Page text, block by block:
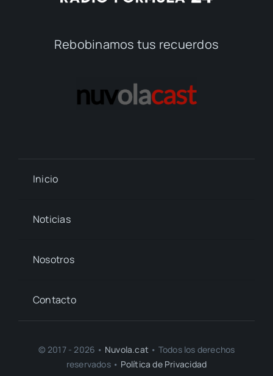
Rebobinamos tus recuerdos
Inicio
Noticias
Nosotros
Contacto
© 2017 - 2026 • Nuvola.cat • Todos los derechos
reservados • Política de Privacidad